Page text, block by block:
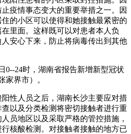
疫情事态变大的重要举措之一。因
的小区可以使得和她接触最紧密的
里面。这样既可以对患者本人负
安心下来，防止将病毒传出到其他
0--24时，湖南省报告新增新型冠状
家界市）。
性人员之后，湖南长沙主要应对措
以及分类检测将密切接触者进行重
员地区以及采取严格的管控措施，
核酸检测。对接触者接触的地方已